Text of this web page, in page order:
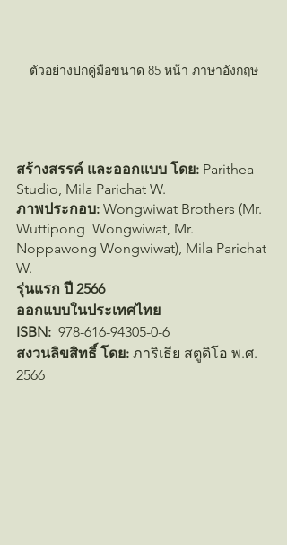
ตัวอย่างปกคู่มือขนาด 85 หน้า ภาษาอังกฤษ
สร้างสรรค์ และออกแบบ โดย: Parithea
Studio, Mila Parichat W.
ภาพประกอบ: Wongwiwat Brothers (Mr.
Wuttipong  Wongwiwat, Mr.
Noppawong Wongwiwat), Mila Parichat
W.
รุ่นแรก ปี 2566
ออกแบบในประเทศไทย
ISBN: 978-616-94305-0-6
สงวนลิขสิทธิ์ โดย: ภาริเธีย สตูดิโอ พ.ศ.
2566